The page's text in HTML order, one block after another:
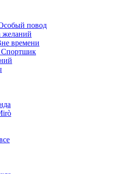
повод
времени